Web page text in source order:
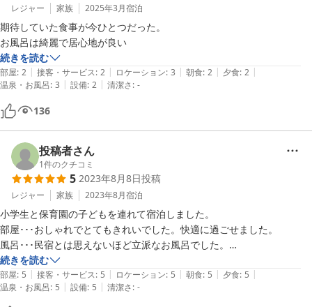
レジャー 家族 2025年3月宿泊
期待していた食事が今ひとつだった。
お風呂は綺麗で居心地が良い
続きを読む
部屋: 2 | 接客・サービス: 2 | ロケーション: 3 | 朝食: 2 | 夕食: 2 |
温泉・お風呂: 3 | 設備: 2 | 清潔さ: -
136
投稿者さん
1件のクチコミ
5 2023年8月8日投稿
レジャー 家族 2023年8月宿泊
小学生と保育園の子どもを連れて宿泊しました。
部屋･･･おしゃれでとてもきれいでした。快適に過ごせました。
風呂･･･民宿とは思えないほど立派なお風呂でした。
食事･･･地元の食材をふんだんに使った夕食はどれも美味しく、食べき
れないほどでした。
続きを読む
部屋: 5 | 接客・サービス: 5 | ロケーション: 5 | 朝食: 5 | 夕食: 5 |
温泉・お風呂: 5 | 設備: 5 | 清潔さ: -